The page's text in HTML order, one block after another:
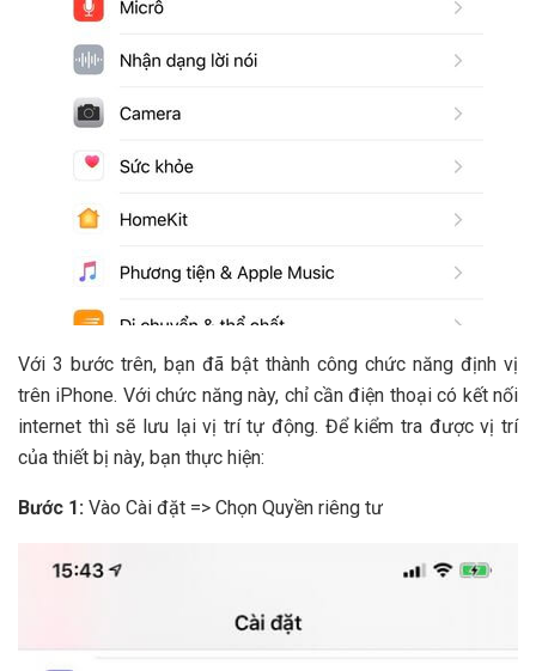
Với 3 bước trên, bạn đã bật thành công chức năng định vị
trên iPhone. Với chức năng này, chỉ cần điện thoại có kết nối
internet thì sẽ lưu lại vị trí tự động. Để kiểm tra được vị trí
của thiết bị này, bạn thực hiện:
Bước 1: Vào Cài đặt => Chọn Quyền riêng tư